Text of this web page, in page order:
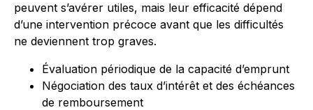
peuvent s’avérer utiles, mais leur efficacité dépend
d’une intervention précoce avant que les difficultés
ne deviennent trop graves.
Évaluation périodique de la capacité d’emprunt
Négociation des taux d’intérêt et des échéances
de remboursement